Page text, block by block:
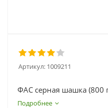
Артикул: 1009211
ФАС серная шашка (800
Подробнее